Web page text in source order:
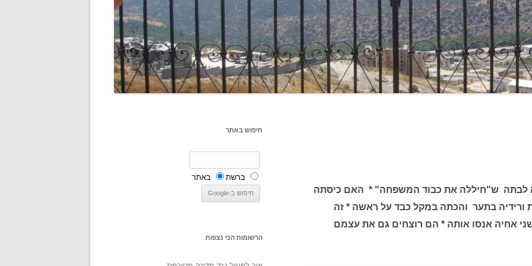
לבתה ש"חיללה את כבוד המשפחה" * האם כיסתה
ורידיה בתער והכתה במקל כבד על ראשה * זה
אחיה אנסו אותה * הם רוצחים גם את עצמם
חיפוש באתר
ברשת באתר
הרשומות הכי נצפות